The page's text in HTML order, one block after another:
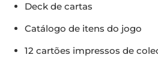
Deck de cartas
Catálogo de itens do jogo
12 cartões impressos de